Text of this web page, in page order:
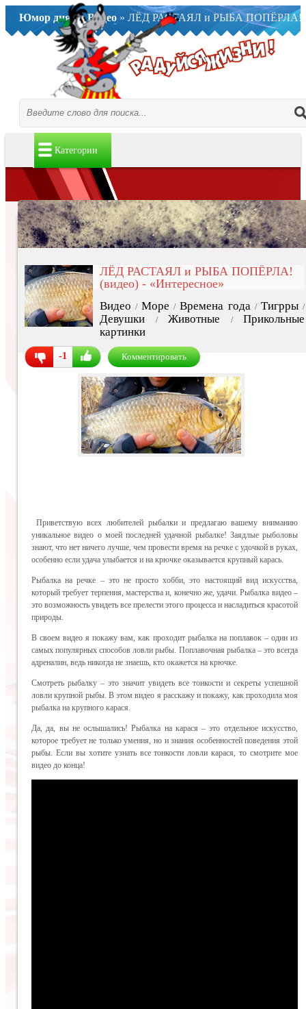
Юмор дня..»Видео » ЛЁД РАСТАЯЛ и РЫБА ПОПЁРЛА! (видео) - «Интересное»
Категории
ЛЁД РАСТАЯЛ и РЫБА ПОПЁРЛА!
(видео) - «Интересное»
Видео / Море / Времена года / Тигрры /
Девушки / Животные / Прикольные
картинки
-1 Комментировать
Приветствую всех любителей рыбалки и предлагаю вашему вниманию
уникальное видео о моей последней удачной рыбалке! Заядлые рыболовы
знают, что нет ничего лучше, чем провести время на речке с удочкой в руках,
особенно если удача улыбается и на крючке оказывается крупный карась.
Рыбалка на речке – это не просто хобби, это настоящий вид искусства,
который требует терпения, мастерства и, конечно же, удачи. Рыбалка видео –
это возможность увидеть все прелести этого процесса и насладиться красотой
природы.
В своем видео я покажу вам, как проходит рыбалка на поплавок – один из
самых популярных способов ловли рыбы. Поплавочная рыбалка – это всегда
адреналин, ведь никогда не знаешь, кто окажется на крючке.
Смотреть рыбалку – это значит увидеть все тонкости и секреты успешной
ловли крупной рыбы. В этом видео я расскажу и покажу, как проходила моя
рыбалка на крупного карася.
Да, да, вы не ослышались! Рыбалка на карася – это отдельное искусство,
которое требует не только умения, но и знания особенностей поведения этой
рыбы. Если вы хотите узнать все тонкости ловли карася, то смотрите мое
видео до конца!